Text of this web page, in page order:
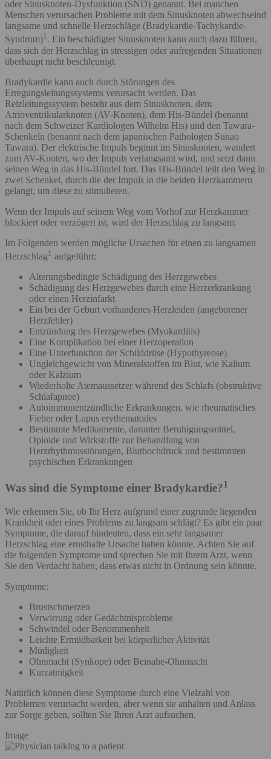
oder Sinusknoten-Dysfunktion (SND) genannt. Bei manchen
Menschen verursachen Probleme mit dem Sinusknoten abwechselnd
langsame und schnelle Herzschläge (Bradykardie-Tachykardie-
Syndrom)1 . Ein beschädigter Sinusknoten kann auch dazu führen,
dass sich der Herzschlag in stressigen oder aufregenden Situationen
überhaupt nicht beschleunigt.
Bradykardie kann auch durch Störungen des
Erregungsleitungssystems verursacht werden. Das
Reizleitungssystem besteht aus dem Sinusknoten, dem
Atrioventrikularknoten (AV-Knoten), dem His-Bündel (benannt
nach dem Schweizer Kardiologen Wilhelm His) und den Tawara-
Schenkeln (benannt nach dem japanischen Pathologen Sunao
Tawara). Der elektrische Impuls beginnt im Sinusknoten, wandert
zum AV-Knoten, wo der Impuls verlangsamt wird, und setzt dann
seinen Weg in das His-Bündel fort. Das His-Bündel teilt den Weg in
zwei Schenkel, durch die der Impuls in die beiden Herzkammern
gelangt, um diese zu stimulieren.
Wenn der Impuls auf seinem Weg vom Vorhof zur Herzkammer
blockiert oder verzögert ist, wird der Herzschlag zu langsam.
Im Folgenden werden mögliche Ursachen für einen zu langsamen
Herzschlag1 aufgeführt:
Alterungsbedingte Schädigung des Herzgewebes
Schädigung des Herzgewebes durch eine Herzerkrankung
oder einen Herzinfarkt
Ein bei der Geburt vorhandenes Herzleiden (angeborener
Herzfehler)
Entzündung des Herzgewebes (Myokarditis)
Eine Komplikation bei einer Herzoperation
Eine Unterfunktion der Schilddrüse (Hypothyreose)
Ungleichgewicht von Mineralstoffen im Blut, wie Kalium
oder Kalzium
Wiederholte Atemaussetzer während des Schlafs (obstruktive
Schlafapnoe)
Autoimmunentzündliche Erkrankungen, wie rheumatisches
Fieber oder Lupus erythematodes
Bestimmte Medikamente, darunter Beruhigungsmittel,
Opioide und Wirkstoffe zur Behandlung von
Herzrhythmusstörungen, Bluthochdruck und bestimmten
psychischen Erkrankungen
Was sind die Symptome einer Bradykardie?1
Wie erkennen Sie, ob Ihr Herz aufgrund einer zugrunde liegenden
Krankheit oder eines Problems zu langsam schlägt? Es gibt ein paar
Symptome, die darauf hindeuten, dass ein sehr langsamer
Herzschlag eine ernsthafte Ursache haben könnte. Achten Sie auf
die folgenden Symptome und sprechen Sie mit Ihrem Arzt, wenn
Sie den Verdacht haben, dass etwas nicht in Ordnung sein könnte.
Symptome:
Brustschmerzen
Verwirrung oder Gedächtnisprobleme
Schwindel oder Benommenheit
Leichte Ermüdbarkeit bei körperlicher Aktivität
Müdigkeit
Ohnmacht (Synkope) oder Beinahe-Ohnmacht
Kurzatmigkeit
Natürlich können diese Symptome durch eine Vielzahl von
Problemen verursacht werden, aber wenn sie anhalten und Anlass
zur Sorge geben, sollten Sie Ihren Arzt aufsuchen.
Image